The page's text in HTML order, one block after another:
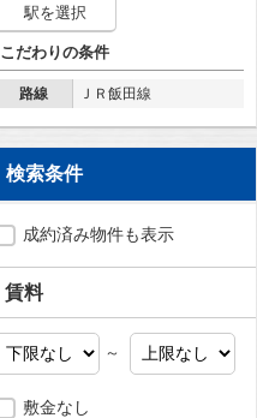
駅を選択
こだわりの条件
路線 ＪＲ飯田線
検索条件
成約済み物件も表示
賃料
～
敷金なし